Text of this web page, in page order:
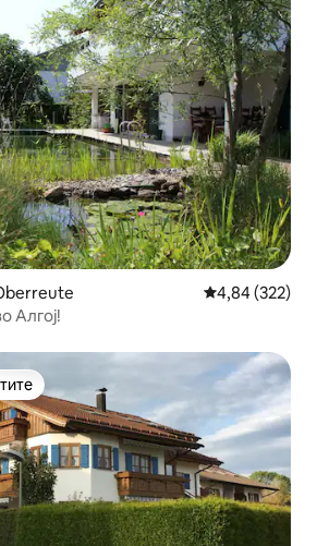
Просечна
4,84 (322)
Алгој!
„Омилени на гостите“